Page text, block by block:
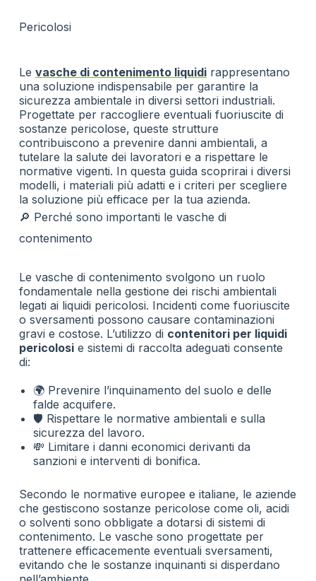
Pericolosi
Le vasche di contenimento liquidirappresentano
una soluzione indispensabile per garantire la
sicurezza ambientale in diversi settori industriali.
Progettate per raccogliere eventuali fuoriuscite di
sostanze pericolose, queste strutture
contribuiscono a prevenire danni ambientali, a
tutelare la salute dei lavoratori e a rispettare le
normative vigenti. In questa guida scoprirai i diversi
modelli, i materiali più adatti e i criteri per scegliere
la soluzione più efficace per la tua azienda.
🔎 Perché sono importanti le vasche di
contenimento
Le vasche di contenimento svolgono un ruolo
fondamentale nella gestione dei rischi ambientali
legati ai liquidi pericolosi. Incidenti come fuoriuscite
o sversamenti possono causare contaminazioni
gravi e costose. L’utilizzo di contenitori per liquidi
pericolosie sistemi di raccolta adeguati consente
di:
🌍 Prevenire l’inquinamento del suolo e delle
falde acquifere.
🛡️ Rispettare le normative ambientali e sulla
sicurezza del lavoro.
💸 Limitare i danni economici derivanti da
sanzioni e interventi di bonifica.
Secondo le normative europee e italiane, le aziende
che gestiscono sostanze pericolose come oli, acidi
o solventi sono obbligate a dotarsi di sistemi di
contenimento. Le vasche sono progettate per
trattenere efficacemente eventuali sversamenti,
evitando che le sostanze inquinanti si disperdano